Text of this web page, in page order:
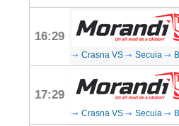
16:29
Crasna VS Secuia
17:29
Crasna VS Secuia